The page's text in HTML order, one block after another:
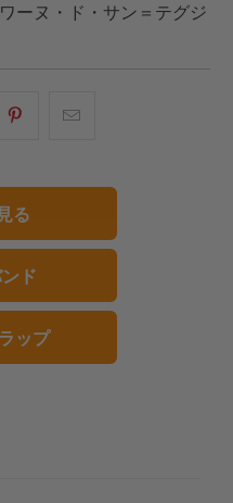
ーヌ・ド・サン＝テグジ
Pinterest
す
る
を
達
送
る
ド
ップ